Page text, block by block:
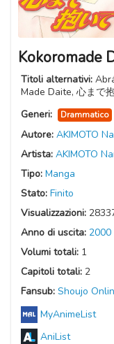
Kokoromade
Titoli alternativi:
Made Daite, 心まで
Generi:
Drammatico
Autore: AKIMOTO
Artista: AKIMOTO
Tipo: Manga
Stato: Finito
Visualizzazioni:
Anno di uscita: 2000
Volumi totali: 1
Capitoli totali: 2
Fansub: Shoujo
MyAnimeList
AniList